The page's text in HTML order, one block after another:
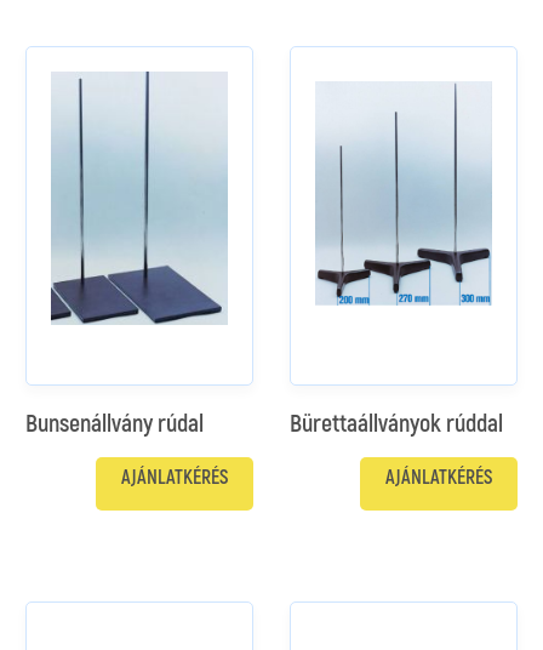
Bunsenállvány rúdal
AJÁNLATKÉRÉS
Bürettaállványok rúddal
AJÁNLATKÉRÉS